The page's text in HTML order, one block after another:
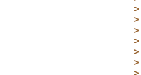
>
>
>
>
>
>
>